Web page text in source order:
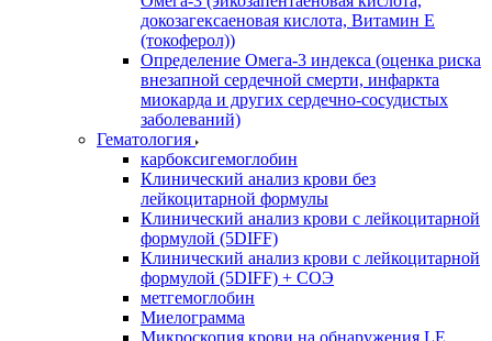
докозагексаеновая кислота, Витамин E
(токоферол))
Определение Омега-3 индекса (оценка риска
внезапной сердечной смерти, инфаркта
миокарда и других сердечно-сосудистых
заболеваний)
Гематология
карбоксигемоглобин
Клинический анализ крови без
лейкоцитарной формулы
Клинический анализ крови с лейкоцитарной
формулой (5DIFF)
Клинический анализ крови с лейкоцитарной
формулой (5DIFF) + СОЭ
метгемоглобин
Миелограмма
Микроскопия крови на обнаружения LE